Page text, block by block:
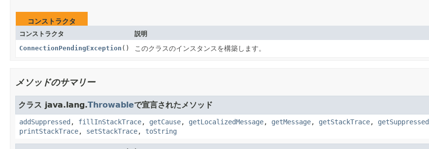
コンストラクタ
コンストラクタ
説明
ConnectionPendingException () このクラスのインスタンスを構築します。
メソッドのサマリー
クラス java.lang.Throwableで宣言されたメソッド
addSuppressed , fillInStackTrace, getCause, getLocalizedMessage, getMessage, getStackTrace, getSuppressed
printStackTrace, setStackTrace, toString